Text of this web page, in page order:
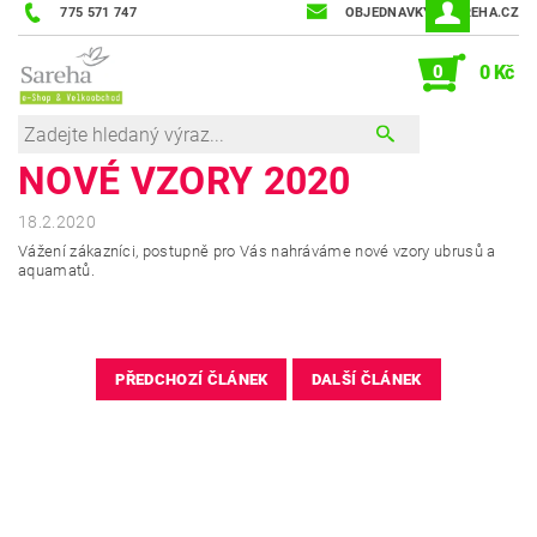
775 571 747 OBJEDNAVKY@SAREHA.CZ
0 0 Kč
NOVÉ VZORY 2020
18.2.2020
Vážení zákazníci, postupně pro Vás nahráváme nové vzory ubrusů a
aquamatů.
PŘEDCHOZÍ ČLÁNEK DALŠÍ ČLÁNEK